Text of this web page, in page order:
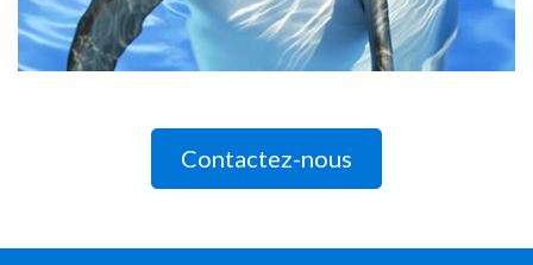
Contactez-nous